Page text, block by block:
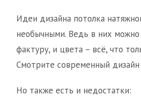
Идеи дизайна потолка
необычными. Ведь в них
фактуру, и цвета – всё, что
Смотрите современный
Но также есть и недостатки: